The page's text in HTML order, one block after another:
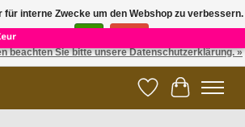
Reviews ×
€200 | ✓ 14 dagen retourneren
Wunschzettel
Ihr
für interne Zwecke um den Webshop zu verbessern.
in Ordnung?
beachten Sie bitte unsere Datenschutzerklärung. »